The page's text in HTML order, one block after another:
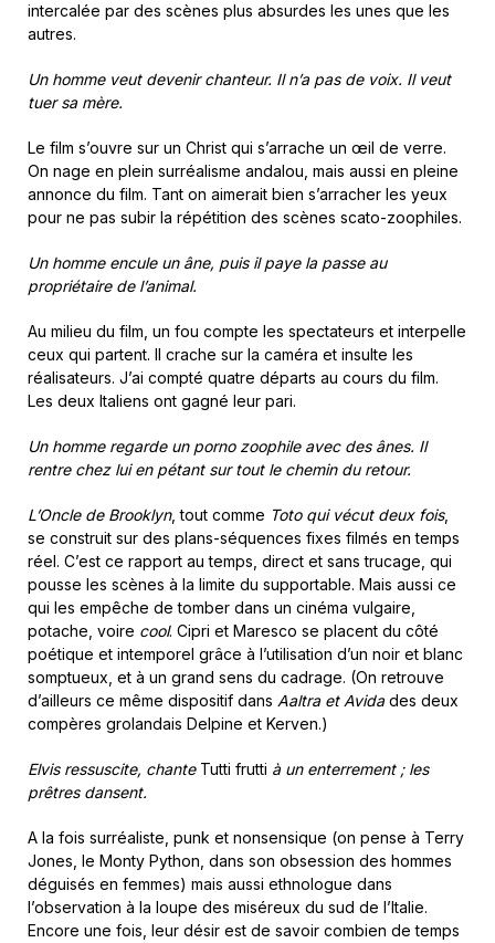
intercalée par des scènes plus absurdes les unes que les
autres.
Un homme veut devenir chanteur. Il n’a pas de voix. Il veut
tuer sa mère.
Le film s’ouvre sur un Christ qui s’arrache un œil de verre.
On nage en plein surréalisme andalou, mais aussi en pleine
annonce du film. Tant on aimerait bien s’arracher les yeux
pour ne pas subir la répétition des scènes scato-zoophiles.
Un homme encule un âne, puis il paye la passe au
propriétaire de l’animal.
Au milieu du film, un fou compte les spectateurs et interpelle
ceux qui partent. Il crache sur la caméra et insulte les
réalisateurs. J’ai compté quatre départs au cours du film.
Les deux Italiens ont gagné leur pari.
Un homme regarde un porno zoophile avec des ânes. Il
rentre chez lui en pétant sur tout le chemin du retour.
L’Oncle de Brooklyn, tout comme Toto qui vécut deux fois,
se construit sur des plans-séquences fixes filmés en temps
réel. C’est ce rapport au temps, direct et sans trucage, qui
pousse les scènes à la limite du supportable. Mais aussi ce
qui les empêche de tomber dans un cinéma vulgaire,
potache, voire cool. Cipri et Maresco se placent du côté
poétique et intemporel grâce à l’utilisation d’un noir et blanc
somptueux, et à un grand sens du cadrage. (On retrouve
d’ailleurs ce même dispositif dans Aaltra et Avidades deux
compères grolandais Delpine et Kerven.)
Elvis ressuscite, chante Tutti frutti à un enterrement ; les
prêtres dansent.
A la fois surréaliste, punk et nonsensique (on pense à Terry
Jones, le Monty Python, dans son obsession des hommes
déguisés en femmes) mais aussi ethnologue dans
l’observation à la loupe des miséreux du sud de l’Italie.
Encore une fois, leur désir est de savoir combien de temps